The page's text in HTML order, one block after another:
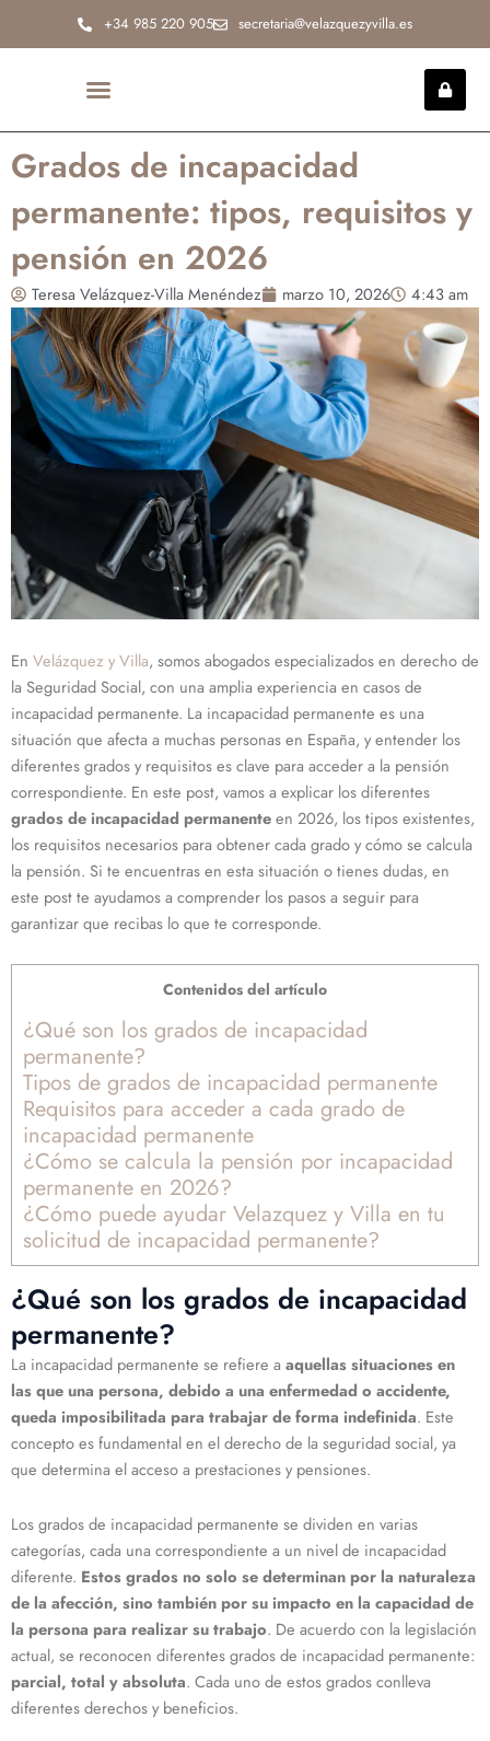
+34 985 220 905 secretaria@velazquezyvilla.es
Grados de incapacidad
permanente: tipos, requisitos y
pensión en 2026
Teresa Velázquez-Villa Menéndez marzo 10, 2026 4:43 am
En Velázquez y Villa, somos abogados especializados en derecho de
la Seguridad Social, con una amplia experiencia en casos de
incapacidad permanente. La incapacidad permanente es una
situación que afecta a muchas personas en España, y entender los
diferentes grados y requisitos es clave para acceder a la pensión
correspondiente. En este post, vamos a explicar los diferentes
grados de incapacidad permanenteen 2026, los tipos existentes,
los requisitos necesarios para obtener cada grado y cómo se calcula
la pensión. Si te encuentras en esta situación o tienes dudas, en
este post te ayudamos a comprender los pasos a seguir para
garantizar que recibas lo que te corresponde.
Contenidos del artículo
¿Qué son los grados de incapacidad
permanente?
Tipos de grados de incapacidad permanente
Requisitos para acceder a cada grado de
incapacidad permanente
¿Cómo se calcula la pensión por incapacidad
permanente en 2026?
¿Cómo puede ayudar Velazquez y Villa en tu
solicitud de incapacidad permanente?
¿Qué son los grados de incapacidad
permanente?
La incapacidad permanente se refiere a aquellas situaciones en
las que una persona, debido a una enfermedad o accidente,
queda imposibilitada para trabajar de forma indefinida. Este
concepto es fundamental en el derecho de la seguridad social, ya
que determina el acceso a prestaciones y pensiones.
Los grados de incapacidad permanente se dividen en varias
categorías, cada una correspondiente a un nivel de incapacidad
diferente. Estos grados no solo se determinan por la naturaleza
de la afección, sino también por su impacto en la capacidad de
la persona para realizar su trabajo. De acuerdo con la legislación
actual, se reconocen diferentes grados de incapacidad permanente:
parcial, total y absoluta. Cada uno de estos grados conlleva
diferentes derechos y beneficios.